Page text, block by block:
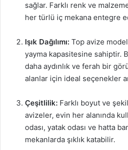
sağlar. Farklı renk ve
her türlü iç mekana entegre
Işık Dağılımı: Top avize
yayma kapasitesine sahiptir.
daha aydınlık ve ferah bir
alanlar için ideal seçenekler
Çeşitlilik: Farklı boyut ve
avizeler, evin her alanında
odası, yatak odası ve hatta
mekanlarda şıklık katabilir.